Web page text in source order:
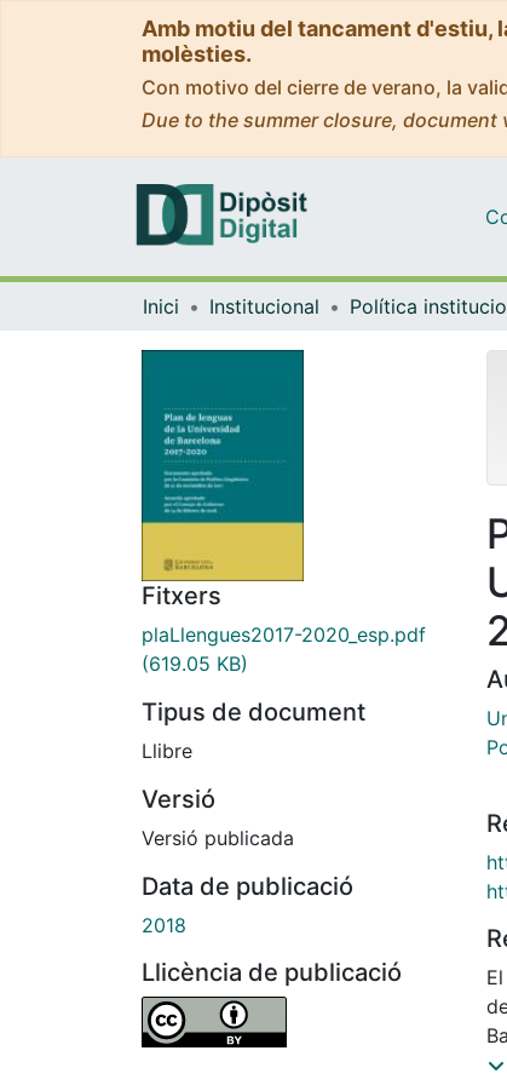
Amb motiu del tancament d'estiu,
molèsties.
Con motivo del cierre de verano, la
Due to the summer closure,
Inici Institucional Política
Fitxers
plaLlengues2017-2020_esp.pdf
(619.05 KB)
Tipus de document
Llibre
Versió
Versió publicada
Data de publicació
2018
Llicència de publicació